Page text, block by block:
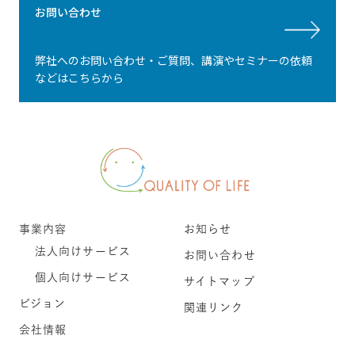
お問い合わせ
弊社へのお問い合わせ・ご質問、講演やセミナーの依頼
などはこちらから
事業内容
法人向けサービス
個人向けサービス
ビジョン
会社情報
お知らせ
お問い合わせ
サイトマップ
関連リンク